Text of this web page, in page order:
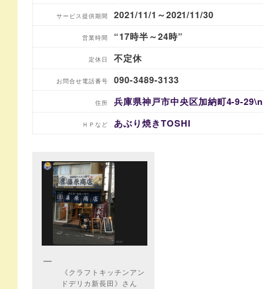
サービス提供期間 2021/11/1～2021/11/30
営業時間 “17時半～24時”
定休日 不定休
お問合せ電話番号 090-3489-3133
住所 兵庫県神戸市中央区加納町4-9-
ＨＰなど あぶり焼きTOSHI
《クラフトキッチンアン
ドデリカ新長田》さん